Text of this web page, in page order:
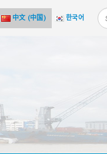
中文 (中国) 한국어